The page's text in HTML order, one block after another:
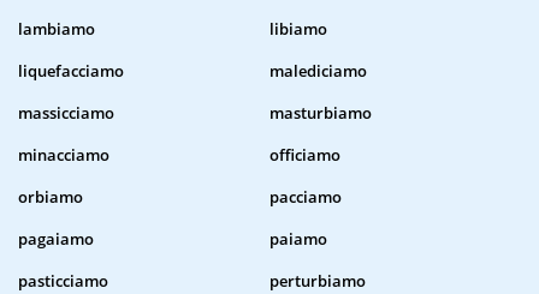
lambiamo
libiamo
liquefacciamo
malediciamo
massicciamo
masturbiamo
minacciamo
officiamo
orbiamo
pacciamo
pagaiamo
paiamo
pasticciamo
perturbiamo